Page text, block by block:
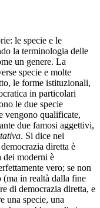
le specie e le
la terminologia delle
un genere. La
specie e molte
le forme istituzionali,
in particolari
le due specie
vengono qualificate,
due famosi aggettivi,
. Si dice nei
diretta è
dei moderni è
vero; se non
in realtà dalla fine
di democrazia diretta, e
una specie, una